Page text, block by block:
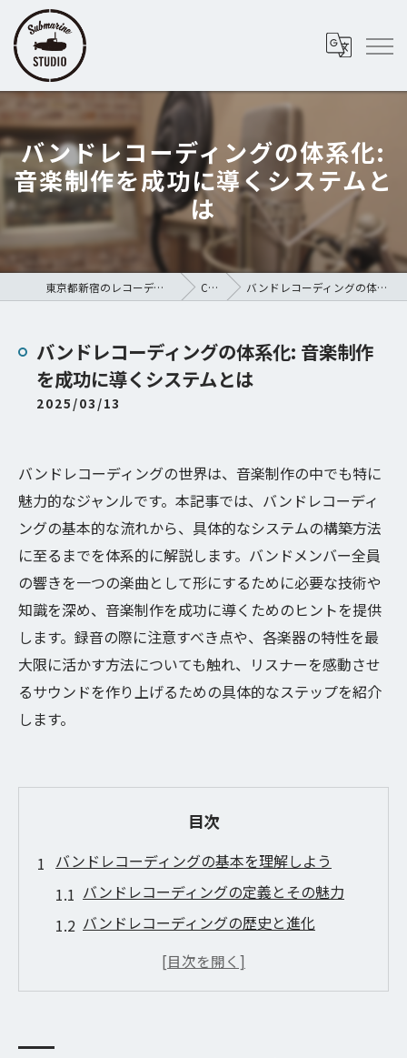
バンドレコーディングの体系化:
音楽制作を成功に導くシステムと
は
東京都新宿のレコーディングスタジオならSubmarine STUDIO COLUMN バンドレコーディングの体系化: 音楽制作を成功に導くシステムとは
バンドレコーディングの体系化: 音楽制作
を成功に導くシステムとは
2025/03/13
バンドレコーディングの世界は、音楽制作の中でも特に
魅力的なジャンルです。本記事では、バンドレコーディ
ングの基本的な流れから、具体的なシステムの構築方法
に至るまでを体系的に解説します。バンドメンバー全員
の響きを一つの楽曲として形にするために必要な技術や
知識を深め、音楽制作を成功に導くためのヒントを提供
します。録音の際に注意すべき点や、各楽器の特性を最
大限に活かす方法についても触れ、リスナーを感動させ
るサウンドを作り上げるための具体的なステップを紹介
します。
目次
バンドレコーディングの基本を理解しよう
バンドレコーディングの定義とその魅力
バンドレコーディングの歴史と進化
基本的な録音機材の紹介